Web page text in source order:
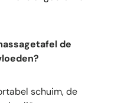
de
schuim, de